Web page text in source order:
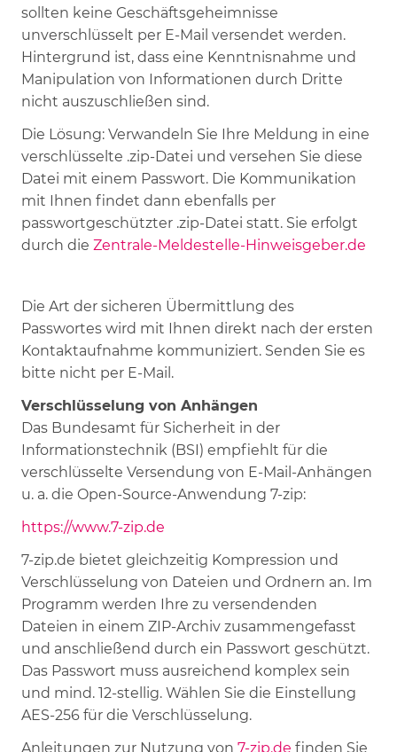
sollten keine Geschäftsgeheimnisse
unverschlüsselt per E-Mail versendet werden.
Hintergrund ist, dass eine Kenntnisnahme und
Manipulation von Informationen durch Dritte
nicht auszuschließen sind.
Die Lösung: Verwandeln Sie Ihre Meldung in eine
verschlüsselte .zip-Datei und versehen Sie diese
Datei mit einem Passwort. Die Kommunikation
mit Ihnen findet dann ebenfalls per
passwortgeschützter .zip-Datei statt. Sie erfolgt
durch die Zentrale-Meldestelle-Hinweisgeber.de
Die Art der sicheren Übermittlung des
Passwortes wird mit Ihnen direkt nach der ersten
Kontaktaufnahme kommuniziert. Senden Sie es
bitte nicht per E-Mail.
Verschlüsselung von Anhängen
Das Bundesamt für Sicherheit in der
Informationstechnik (BSI) empfiehlt für die
verschlüsselte Versendung von E-Mail-Anhängen
u. a. die Open-Source-Anwendung 7-zip:
https://www.7-zip.de
7-zip.de bietet gleichzeitig Kompression und
Verschlüsselung von Dateien und Ordnern an. Im
Programm werden Ihre zu versendenden
Dateien in einem ZIP-Archiv zusammengefasst
und anschließend durch ein Passwort geschützt.
Das Passwort muss ausreichend komplex sein
und mind. 12-stellig. Wählen Sie die Einstellung
AES-256 für die Verschlüsselung.
Anleitungen zur Nutzung von 7-zip.de finden Sie